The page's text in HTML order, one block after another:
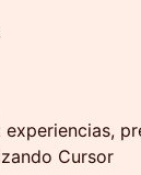
Cursor